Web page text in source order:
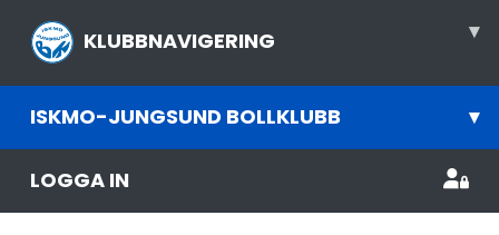
KLUBBNAVIGERING ▾
ISKMO-JUNGSUND BOLLKLUBB ▾
LOGGA IN